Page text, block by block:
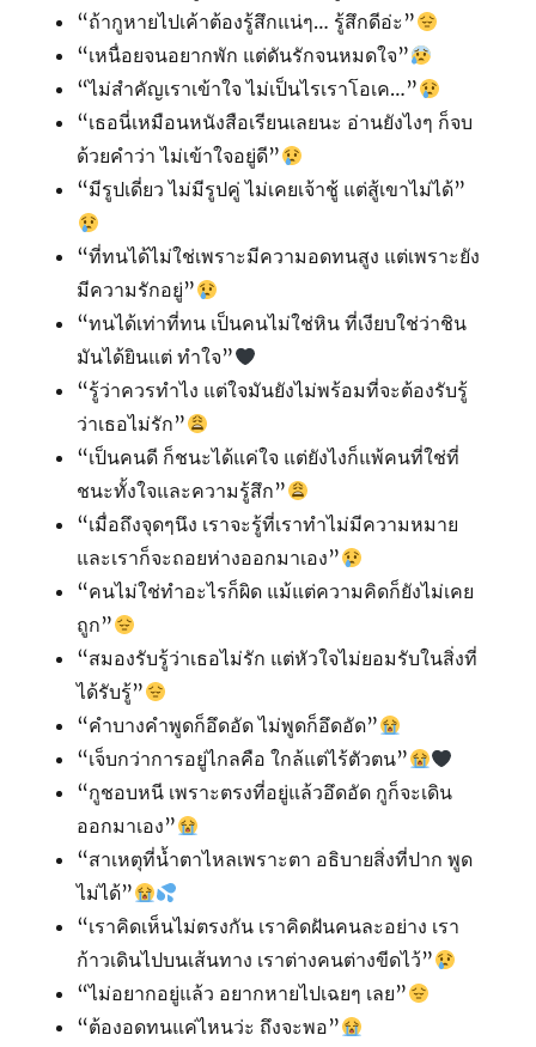
“ถ้ากูหายไปเค้าต้องรู้สึกแน่ๆ… รู้สึกดีอ่ะ”
“เหนื่อยจนอยากพัก แต่ดันรักจนหมดใจ”
“ไม่สำคัญเราเข้าใจ ไม่เป็นไรเราโอเค…”
“เธอนี่เหมือนหนังสือเรียนเลยนะ อ่านยังไงๆ ก็จบ
ด้วยคำว่า ไม่เข้าใจอยู่ดี”
“มีรูปเดี่ยว ไม่มีรูปคู่ ไม่เคยเจ้าชู้ แต่สู้เขาไม่ได้”
“ที่ทนได้ไม่ใช่เพราะมีความอดทนสูง แต่เพราะยัง
มีความรักอยู่”
“ทนได้เท่าที่ทน เป็นคนไม่ใช่หิน ที่เงียบใช่ว่าชิน
มันได้ยินแต่ ทำใจ”
“รู้ว่าควรทำไง แต่ใจมันยังไม่พร้อมที่จะต้องรับรู้
ว่าเธอไม่รัก”
“เป็นคนดี ก็ชนะได้แค่ใจ แต่ยังไงก็แพ้คนที่ใช่ที่
ชนะทั้งใจและความรู้สึก”
“เมื่อถึงจุดๆนึง เราจะรู้ที่เราทำไม่มีความหมาย
และเราก็จะถอยห่างออกมาเอง”
“คนไม่ใช่ทำอะไรก็ผิด แม้แต่ความคิดก็ยังไม่เคย
ถูก”
“สมองรับรู้ว่าเธอไม่รัก แต่หัวใจไม่ยอมรับในสิ่งที่
ได้รับรู้”
“คำบางคำพูดก็อึดอัด ไม่พูดก็อึดอัด”
“เจ็บกว่าการอยู่ไกลคือ ใกล้แต่ไร้ตัวตน”
“กูชอบหนี เพราะตรงที่อยู่แล้วอึดอัด กูก็จะเดิน
ออกมาเอง”
“สาเหตุที่น้ำตาไหลเพราะตา อธิบายสิ่งที่ปาก พูด
ไม่ได้”
“เราคิดเห็นไม่ตรงกัน เราคิดฝันคนละอย่าง เรา
ก้าวเดินไปบนเส้นทาง เราต่างคนต่างขีดไว้”
“ไม่อยากอยู่แล้ว อยากหายไปเฉยๆ เลย”
“ต้องอดทนแค่ไหนว่ะ ถึงจะพอ”